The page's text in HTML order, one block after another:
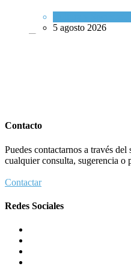
Cultura y Sociedad,
5 agosto 2026
Israel recibe el submarino
5 agosto 2026
para su armada, reforzando
Israel y Medio
5 agosto 2026
Contacto
Puedes contactarnos a través
cualquier consulta, sugerencia o
Contactar
Redes Sociales